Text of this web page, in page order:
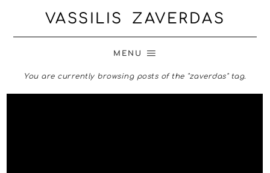
VASSILIS ZAVERDAS
MENU
You are currently browsing posts of the "zaverdas" tag.